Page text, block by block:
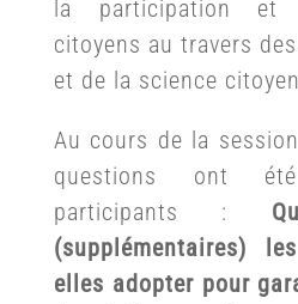
la participation et
citoyens au travers
et de la science
Au cours de la
questions ont
participants :
(supplémentaires)
elles adopter pour